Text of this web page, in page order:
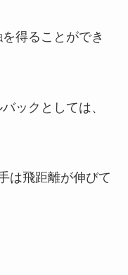
得ることができ
ックとしては、
は飛距離が伸びて